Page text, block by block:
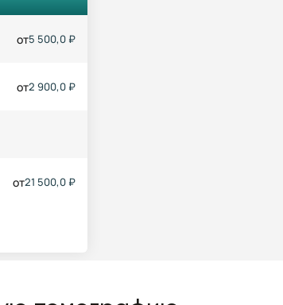
от5 500,0 ₽
от2 900,0 ₽
от21 500,0 ₽